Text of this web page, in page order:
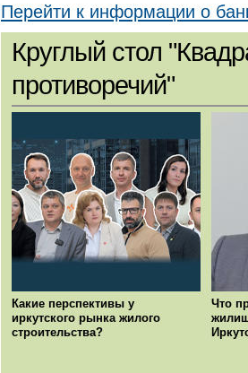
Перейти к информации о
Круглый стол
противоречий"
Какие перспективы у
иркутского рынка жилого
строительства?
Что